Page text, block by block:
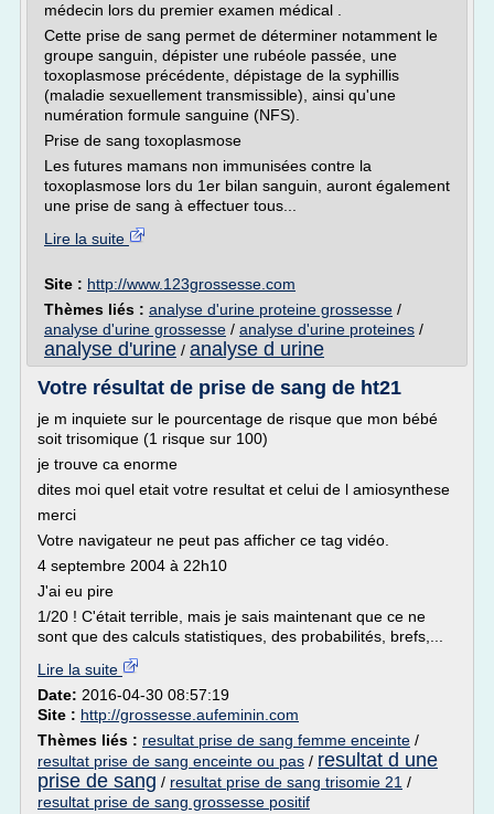
médecin lors du premier examen médical .
Cette prise de sang permet de déterminer notamment le
groupe sanguin, dépister une rubéole passée, une
toxoplasmose précédente, dépistage de la syphillis
(maladie sexuellement transmissible), ainsi qu'une
numération formule sanguine (NFS).
Prise de sang toxoplasmose
Les futures mamans non immunisées contre la
toxoplasmose lors du 1er bilan sanguin, auront également
une prise de sang à effectuer tous...
Lire la suite
Site : http://www.123grossesse.com
Thèmes liés : analyse d'urine proteine grossesse /
analyse d'urine grossesse / analyse d'urine proteines /
analyse d'urine / analyse d urine
Votre résultat de prise de sang de ht21
je m inquiete sur le pourcentage de risque que mon bébé
soit trisomique (1 risque sur 100)
je trouve ca enorme
dites moi quel etait votre resultat et celui de l amiosynthese
merci
Votre navigateur ne peut pas afficher ce tag vidéo.
4 septembre 2004 à 22h10
J'ai eu pire
1/20 ! C'était terrible, mais je sais maintenant que ce ne
sont que des calculs statistiques, des probabilités, brefs,...
Lire la suite
Date: 2016-04-30 08:57:19
Site : http://grossesse.aufeminin.com
Thèmes liés : resultat prise de sang femme enceinte /
resultat prise de sang enceinte ou pas / resultat d une
prise de sang / resultat prise de sang trisomie 21 /
resultat prise de sang grossesse positif